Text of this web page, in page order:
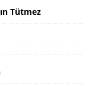
Tütmez